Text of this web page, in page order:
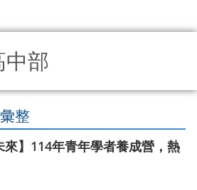
部
整
來】114年青年學者養成營，熱